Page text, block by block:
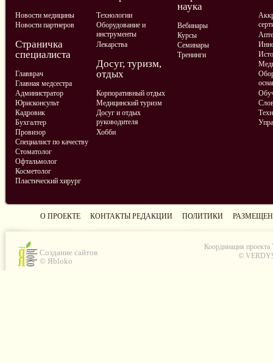
Новости медицины
Новости партнеров
Технологии
Оборудование и
инструменты
Лекарства
наука
Вебинары
Курсы
Семинары
Тренинги
Страничка
специалиста
Главврач
Главная медсестра
Администратор
Юрисконсульт
Кадровик
Бухгалтер
Провизор
Специалист по качеству
Стоматолог
Офтальмолог
Косметолог
Пластический хирург
Досуг, туризм,
отдых
Корпоративный отдых
Медицинский туризм
Досуг и отдых
руководителя
Хобби
О ПРОЕКТЕ КОНТАКТЫ РЕДАКЦИИ ПОЛИТИКИ
Создание сайтов
© Яbloko
Координация проекта
©